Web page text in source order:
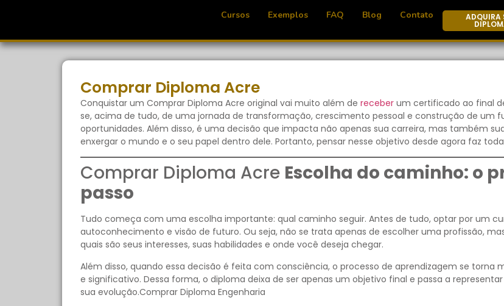
Cursos Exemplos FAQ Blog Contato ADQUIRA
Comprar Diploma Acre
Conquistar um Comprar Diploma Acre original vai muito além de receber um certificado ao final
se, acima de tudo, de uma jornada de transformação, crescimento pessoal e construção de um
oportunidades. Além disso, é uma decisão que impacta não apenas sua carreira, mas também
enxergar o mundo e o seu papel dentro dele. Portanto, pensar nesse objetivo desde agora faz
Comprar Diploma Acre Escolha do caminho: o
passo
Tudo começa com uma escolha importante: qual caminho seguir. Antes de tudo, optar por um
autoconhecimento e visão de futuro. Ou seja, não se trata apenas de escolher uma profissão,
quais são seus interesses, suas habilidades e onde você deseja chegar.
Além disso, quando essa decisão é feita com consciência, o processo de aprendizagem se torna
e significativo. Dessa forma, o diploma deixa de ser apenas um objetivo final e passa a
sua evolução.Comprar Diploma Engenharia